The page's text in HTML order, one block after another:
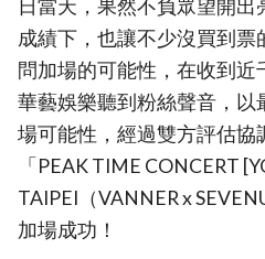
日當天，果然不負眾望開
成績下，也讓不少沒買到
問加場的可能性，在收到近
華藝娛樂聽到粉絲聲音，以
場可能性，經過雙方評估協
「PEAK TIME CONCERT
TAIPEI（VANNER x
加場成功！